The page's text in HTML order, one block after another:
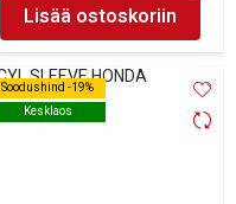
Lisää ostoskoriin
Soodushind -19%
Kesklaos
Soodushind -19%
Kesklaos